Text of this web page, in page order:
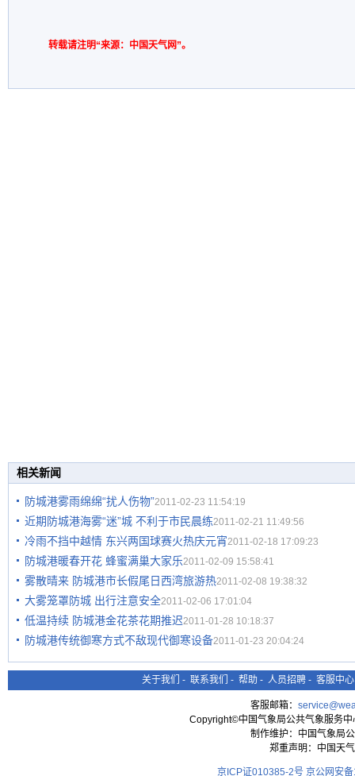
转载请注明“来源：中国天气网”。
相关新闻
防城港雾雨绵绵“扰人伤物”2011-02-23 11:54:19
近期防城港海雾“迷”城 不利于市民晨练2011-02-21 11:49:56
冷雨不挡中越情 东兴两国球赛火热庆元宵2011-02-18 17:09:23
防城港暖春开花 蜂蜜满巢大家乐2011-02-09 15:58:41
雾散晴来 防城港市长假尾日西湾旅游热2011-02-08 19:38:32
大雾笼罩防城 出行注意安全2011-02-06 17:01:04
低温持续 防城港金花茶花期推迟2011-01-28 10:18:37
防城港传统御寒方式不敌现代御寒设备2011-01-23 20:04:24
关于我们 - 联系我们 - 帮助 - 人员招聘 - 客服中心
客服邮箱：
Copyright©中国气象局公共气象服务
制作维护：中国气象局
郑重声明：中国天
京ICP证010385-2号 京公网安